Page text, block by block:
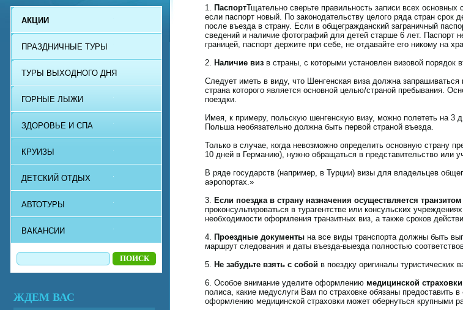
1. ПаспортТщательно сверьте правильность записи всех
если паспорт новый. По законодательству целого ряда стран срок
после въезда в страну. Если в общегражданский заграничный
сведений и наличие фотографий для детей старше 6 лет. Паспорт
границей, паспорт держите при себе, не отдавайте его никому на
2. Наличие виз в страны, с которыми установлен визовой порядок
Следует иметь в виду, что Шенгенская виза должна
страна которого является основной целью/страной пребывания.
поездки.
Имея, к примеру, польскую шенгенскую визу, можно полететь на 3
Польша необязательно должна быть первой страной въезда.
Только в случае, когда невозможно определить основную страну
10 дней в Германию), нужно обращаться в представительство или
В ряде государств (например, в Турции) визы для владельцев
аэропортах.»
3. Если поездка в страну назначения осуществляется транзитом
проконсультироваться в турагентстве или консульских
необходимости оформления транзитных виз, а также сроков
4. Проездные документы на все виды транспорта должны быть
маршрут следования и даты въезда-выезда полностью
5. Не забудьте взять с собой в поездку оригиналы
6. Особое внимание уделите оформлению медицинской страховки
полиса, какие медуслуги Вам по страховке обязаны предоставить
оформлению медицинской страховки может обернуться крупными
АКЦИИ
ПРАЗДНИЧНЫЕ ТУРЫ
ТУРЫ ВЫХОДНОГО ДНЯ
ГОРНЫЕ ЛЫЖИ
ЗДОРОВЬЕ И СПА
КРУИЗЫ
ДЕТСКИЙ ОТДЫХ
АВТОТУРЫ
ВАКАНСИИ
ЖДЕМ ВАС